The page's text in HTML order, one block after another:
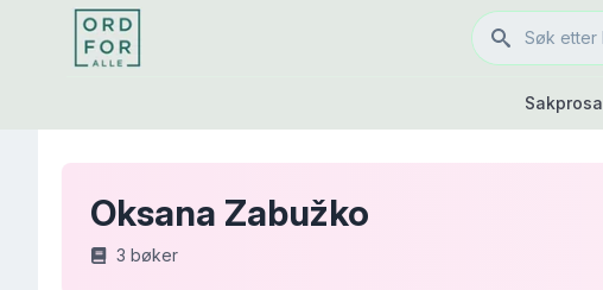
Sakprosa
Oksana Zabužko
3 bøker